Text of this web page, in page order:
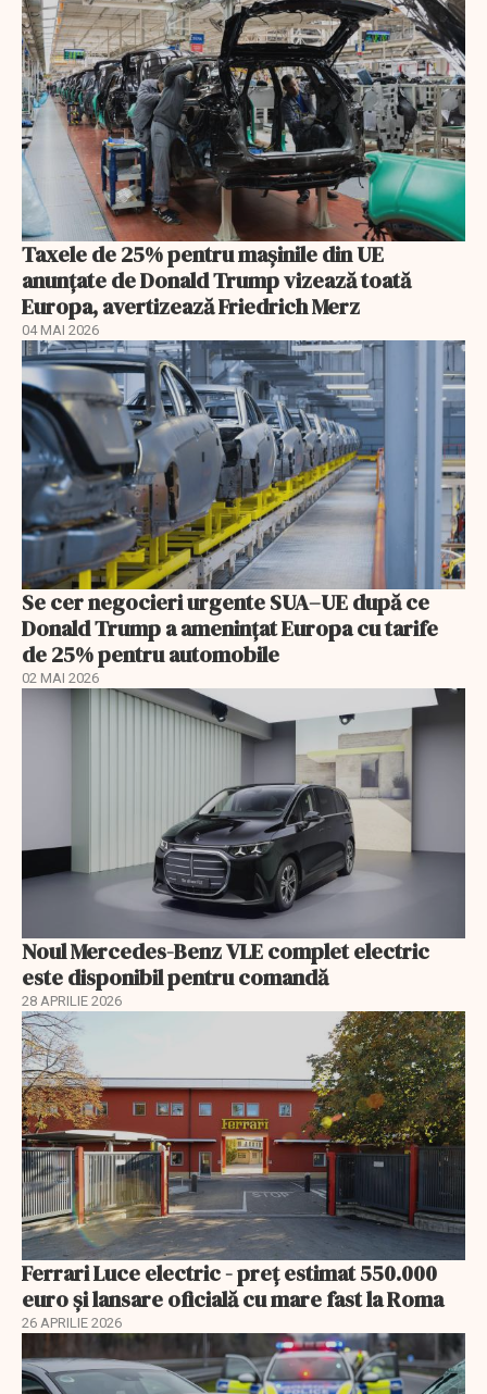
Taxele de 25% pentru mașinile din UE
anunţate de Donald Trump vizează toată
Europa, avertizează Friedrich Merz
04 MAI 2026
Se cer negocieri urgente SUA–UE după ce
Donald Trump a ameninţat Europa cu tarife
de 25% pentru automobile
02 MAI 2026
Noul Mercedes-Benz VLE complet electric
este disponibil pentru comandă
28 APRILIE 2026
Ferrari Luce electric - preț estimat 550.000
euro și lansare oficială cu mare fast la Roma
26 APRILIE 2026